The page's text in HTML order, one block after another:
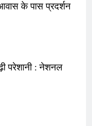
के पास प्रदर्शन
परेशानी : नेशनल